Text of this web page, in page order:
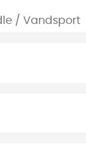
/ Vandsport